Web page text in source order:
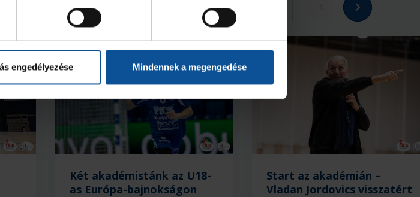
engedélyezése Mindennek a megengedése
Megnézem az összeset
Két akadémistánk az U18-
as Európa-bajnokságon
Start az akadémián –
Vladan Jordovics visszatért